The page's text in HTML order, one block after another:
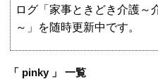
ログ「家事ときどき介護～
～」を随時更新中です。
「 pinky 」 一覧